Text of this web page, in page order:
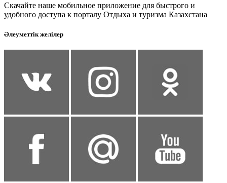
Скачайте наше мобильное приложение для быстрого и
удобного доступа к порталу Отдыха и туризма Казахстана
Әлеуметтік желілер